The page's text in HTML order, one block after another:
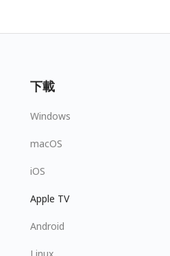
下載
Windows
macOS
iOS
Apple TV
Android